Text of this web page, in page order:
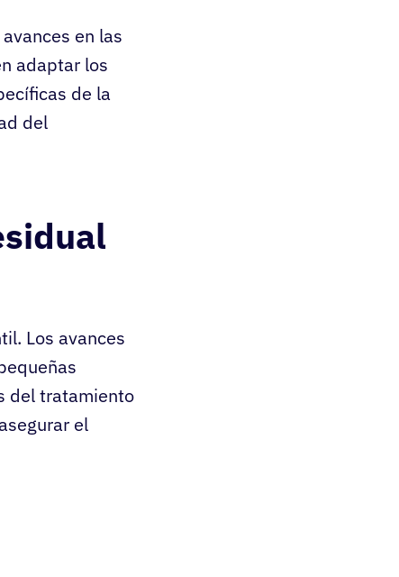
en las
adaptar los
de la
del
Los avances
del tratamiento
el